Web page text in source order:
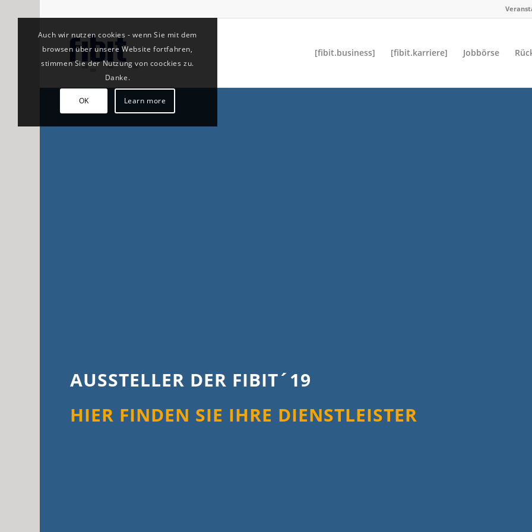
[fibit.business] [fibit.karriere] Jobbörse
AUSSTELLER DER FIBIT´19
HIER FINDEN SIE IHRE DIENSTLEISTER
Auch wir nutzen cookies - wenn Sie mit dem
browsen über unsere Website fortfahren,
stimmen Sie der Nutzung von coockies zu.
Danke.
OK Learn more